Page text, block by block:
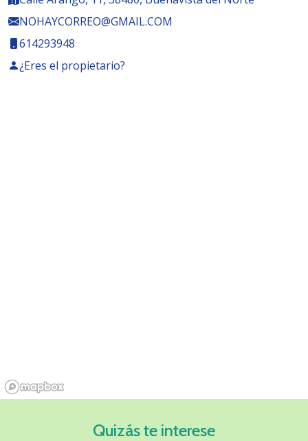
NOHAYCORREO@GMAIL.COM
614293948
¿Eres el propietario?
Quizás te interese